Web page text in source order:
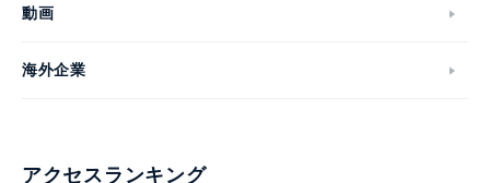
動画
海外企業
アクセスランキング